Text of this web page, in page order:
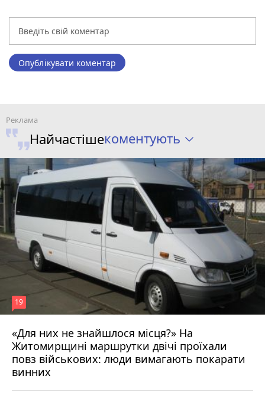
Опублікувати коментар
Найчастішекоментують
«Для них не знайшлося місця?» На
Житомирщині маршрутки двічі проїхали
повз військових: люди вимагають покарати
винних
19
17 липня 2026 р.